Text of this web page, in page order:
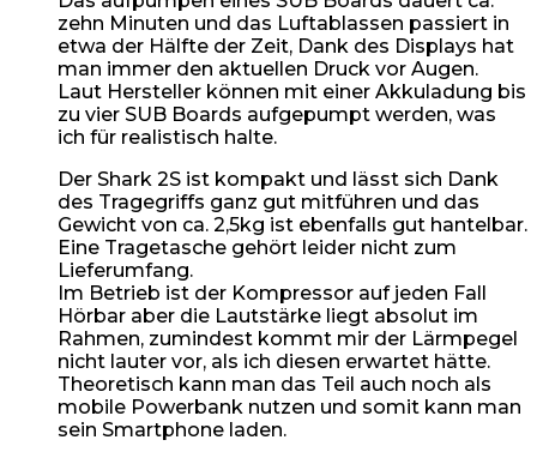
zehn Minuten und das Luftablassen passiert in
etwa der Hälfte der Zeit, Dank des Displays hat
man immer den aktuellen Druck vor Augen.
Laut Hersteller können mit einer Akkuladung bis
zu vier SUB Boards aufgepumpt werden, was
ich für realistisch halte.
Der Shark 2S ist kompakt und lässt sich Dank
des Tragegriffs ganz gut mitführen und das
Gewicht von ca. 2,5kg ist ebenfalls gut hantelbar.
Eine Tragetasche gehört leider nicht zum
Lieferumfang.
Im Betrieb ist der Kompressor auf jeden Fall
Hörbar aber die Lautstärke liegt absolut im
Rahmen, zumindest kommt mir der Lärmpegel
nicht lauter vor, als ich diesen erwartet hätte.
Theoretisch kann man das Teil auch noch als
mobile Powerbank nutzen und somit kann man
sein Smartphone laden.